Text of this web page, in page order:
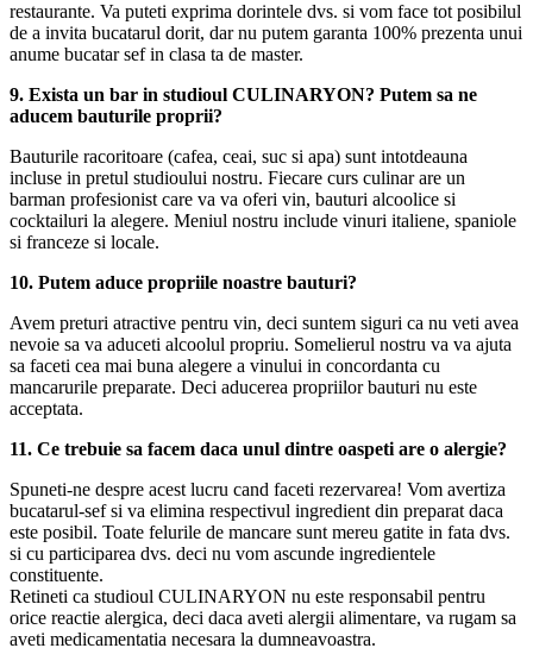
restaurante. Va puteti exprima dorintele dvs. si vom face tot posibilul
de a invita bucatarul dorit, dar nu putem garanta 100% prezenta unui
anume bucatar sef in clasa ta de master.
9. Exista un bar in studioul CULINARYON? Putem sa ne
aducem bauturile proprii?
Bauturile racoritoare (cafea, ceai, suc si apa) sunt intotdeauna
incluse in pretul studioului nostru. Fiecare curs culinar are un
barman profesionist care va va oferi vin, bauturi alcoolice si
cocktailuri la alegere. Meniul nostru include vinuri italiene, spaniole
si franceze si locale.
10. Putem aduce propriile noastre bauturi?
Avem preturi atractive pentru vin, deci suntem siguri ca nu veti avea
nevoie sa va aduceti alcoolul propriu. Somelierul nostru va va ajuta
sa faceti cea mai buna alegere a vinului in concordanta cu
mancarurile preparate. Deci aducerea propriilor bauturi nu este
acceptata.
11. Ce trebuie sa facem daca unul dintre oaspeti are o alergie?
Spuneti-ne despre acest lucru cand faceti rezervarea! Vom avertiza
bucatarul-sef si va elimina respectivul ingredient din preparat daca
este posibil. Toate felurile de mancare sunt mereu gatite in fata dvs.
si cu participarea dvs. deci nu vom ascunde ingredientele
constituente.
Retineti ca studioul CULINARYON nu este responsabil pentru
orice reactie alergica, deci daca aveti alergii alimentare, va rugam sa
aveti medicamentatia necesara la dumneavoastra.